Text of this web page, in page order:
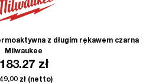
z długim rękawem czarna
Milwaukee
183.27 zł
zł(netto)